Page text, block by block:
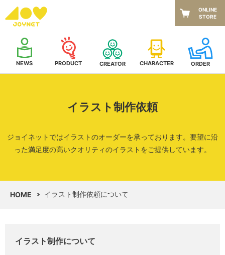
NEWS PRODUCT CREATOR CHARACTER ORDER
ONLINE
STORE
イラスト制作依頼
ジョイネットではイラストのオーダーを承っております。 要望に沿
った満足度の高いクオリティのイラストをご提供しています。
HOME イラスト制作依頼について
イラスト制作について